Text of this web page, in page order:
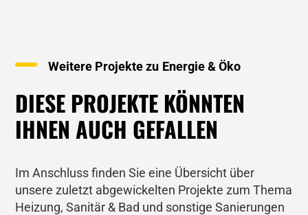
Weitere Projekte zu Energie & Öko
DIESE PROJEKTE KÖNNTEN
IHNEN AUCH GEFALLEN
Im Anschluss finden Sie eine Übersicht über
unsere zuletzt abgewickelten Projekte zum Thema
Heizung, Sanitär & Bad und sonstige Sanierungen